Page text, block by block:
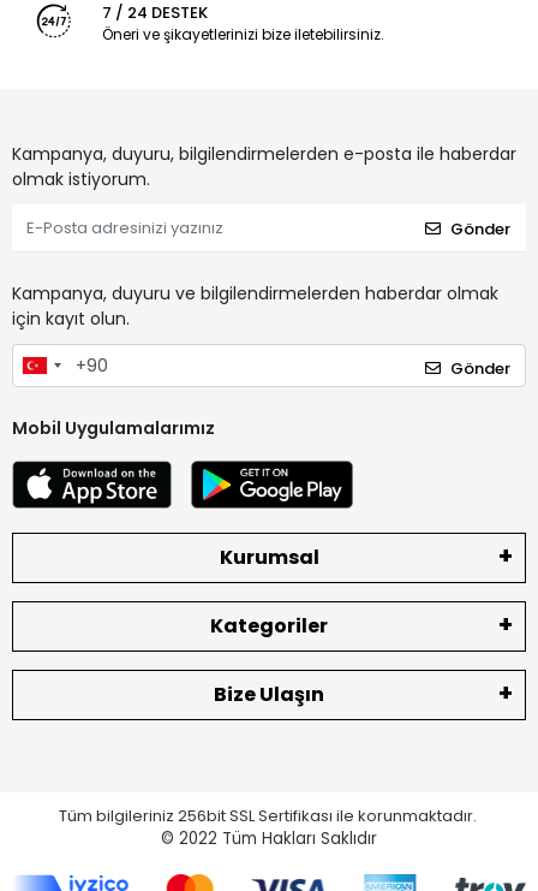
7 / 24 DESTEK
Öneri ve şikayetlerinizi bize iletebilirsiniz.
Kampanya, duyuru, bilgilendirmelerden e-posta ile haberdar
olmak istiyorum.
Gönder
Kampanya, duyuru ve bilgilendirmelerden haberdar olmak
için kayıt olun.
Gönder
Mobil Uygulamalarımız
Kurumsal
Kategoriler
Bize Ulaşın
Tüm bilgileriniz 256bit SSL Sertifikası ile korunmaktadır.
© 2022 Tüm Hakları Saklıdır